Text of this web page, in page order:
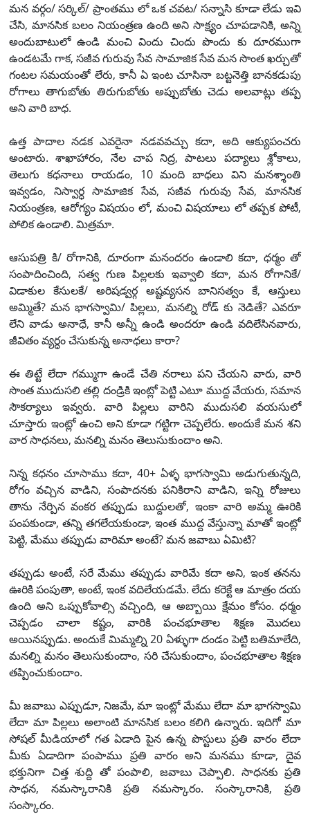
మన వర్గం/ సర్కిల్/ ప్రాంతము లో ఒక చవట/ సన్నాసి కూడా లేడు ఇవి
చేసి, మానసిక బలం నియంత్రణ ఉంది అని సాక్ష్యం చూపడానికి, అన్ని
అందుబాటులో ఉండి మంచి విందు చిందు పొందు కు దూరముగా
ఉండటమే గాక, సజీవ గురువు సేవ సామాజిక సేవ మన సొంత ఖర్చుతో
గంటల సమయంతో లేరు, కానీ ఏ ఇంట చూసినా బట్టనెత్తి బానకడుపు
రోగాలు తాగుబోతు తిరుగుబోతు అప్పుబోతు చెడు అలవాట్లు తప్ప
అని వారి బాధ.
ఉత్త పాదాల నడక ఎవరైనా నడవవచ్చు కదా, అది ఆక్యుపంచరు
అంటారు. శాఖాహారం, నేల చాప నిద్ర, పాటలు పద్యాలు శ్లోకాలు,
తెలుగు కధనాలు రాయడం, 10 మంది బాధలు విని మనశ్శాంతి
ఇవ్వడం, నిస్వార్ధ సామాజిక సేవ, సజీవ గురువు సేవ, మానసిక
నియంత్రణ, ఆరోగ్యం విషయం లో, మంచి విషయాలు లో తప్పక పోటీ,
పోలిక ఉండాలి. మిత్రమా.
ఆసుపత్రి కి/ రోగానికి, దూరంగా మనందరం ఉండాలి కదా, ధర్మం తో
సంపాదించింది, సత్వ గుణ పిల్లలకు ఇవ్వాలి కదా, మన రోగానికే/
విడాకుల కేసులకే/ అరిషడ్వర్గ అష్టవ్యసన బానిసత్వం కే, ఆస్తులు
అమ్మితే? మన భాగస్వామి/ పిల్లలు, మనల్ని రోడ్ కు నెడితే? ఎవరూ
లేని వాడు అనాధే, కానీ అన్నీ ఉండి అందరూ ఉండి వదిలేసినవారు,
జీవితం వ్యర్ధం చేసుకున్న అనాధలు కారా?
ఈ తిట్టే లేదా గమ్ముగా ఉండే చేతి నరాలు పని చేయని వారు, వారి
సొంత ముదుసలి తల్లి దండ్రికి ఇంట్లో పెట్టి ఎటూ ముద్ద వేయరు, సమాన
సౌకర్యాలు ఇవ్వరు. వారి పిల్లలు వారిని ముదుసలి వయసులో
చూస్తారు ఇంట్లో ఉంచి అని కూడా గట్టిగా చెప్పలేరు. అందుకే మన శని
వార సాధనలు, మనల్ని మనం తెలుసుకుందాం అని.
నిన్న కధనం చూసాము కదా, 40+ ఏళ్ళ భాగస్వామి అడుగుతున్నది,
రోగం వచ్చిన వాడిని, సంపాదనకు పనికిరాని వాడిని, ఇన్ని రోజులు
తాను నేర్పిన వంకర తప్పుడు బుద్దులతో, ఇంకా వారి అమ్మ ఊరికి
పంపకుండా, తన్ని తగలేయకుండా, ఇంత ముద్ద వేస్తున్నా మాతో ఇంట్లో
పెట్టి, మేము తప్పుడు వారిమా అంటే? మన జవాబు ఏమిటి?
తప్పుడు అంటే, సరే మేము తప్పుడు వారిమే కదా అని, ఇంక తనను
ఊరికి పంపుతా, అంటే, ఇంక వదిలేయడమే. లేదు కరెక్టే ఆ మాత్రం దయ
ఉంది అని ఒప్పుకోవాల్సి వచ్చింది, ఆ అబ్బాయి క్షేమం కోసం. ధర్మం
చెప్పడం చాలా కష్టం, వారికి పంచభూతాల శిక్షణ మొదలు
అయినప్పుడు. అందుకే మిమ్మల్ని 20 ఏళ్ళుగా దండం పెట్టి బతిమాలేది,
మనల్ని మనం తెలుసుకుందాం, సరి చేసుకుందాం, పంచభూతాల శిక్షణ
తప్పించుకుందాం.
మీ జవాబు ఎప్పుడూ, నిజమే, మా ఇంట్లో మేము లేదా మా భాగస్వామి
లేదా మా పిల్లలు అలాంటి మానసిక బలం కలిగి ఉన్నారు. ఇదిగో మా
సోషల్ మీడియాలో గత ఏడాది పైన ఉన్న పొస్టులు ప్రతి వారం లేదా
మీకు ఏడాదిగా పంపాము ప్రతి వారం అని మనము కూడా, దైవ
భక్తునిగా చిత్త శుద్ది తో పంపాలి, జవాబు చెప్పాలి. సాధనకు ప్రతి
సాధన, నమస్కారానికి ప్రతి నమస్కారం. సంస్కారానికి, ప్రతి
సంస్కారం.